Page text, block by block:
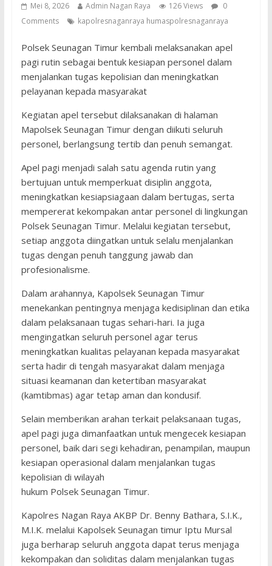
Mei 8, 2026 Admin Nagan Raya 126 Views
0
Comments
kapolresnaganraya humaspolresnaganraya
Polsek Seunagan Timur kembali melaksanakan apel
pagi rutin sebagai bentuk kesiapan personel dalam
menjalankan tugas kepolisian dan meningkatkan
pelayanan kepada masyarakat
Kegiatan apel tersebut dilaksanakan di halaman
Mapolsek Seunagan Timur dengan diikuti seluruh
personel, berlangsung tertib dan penuh semangat.
Apel pagi menjadi salah satu agenda rutin yang
bertujuan untuk memperkuat disiplin anggota,
meningkatkan kesiapsiagaan dalam bertugas, serta
mempererat kekompakan antar personel di lingkungan
Polsek Seunagan Timur. Melalui kegiatan tersebut,
setiap anggota diingatkan untuk selalu menjalankan
tugas dengan penuh tanggung jawab dan
profesionalisme.
Dalam arahannya, Kapolsek Seunagan Timur
menekankan pentingnya menjaga kedisiplinan dan etika
dalam pelaksanaan tugas sehari-hari. Ia juga
mengingatkan seluruh personel agar terus
meningkatkan kualitas pelayanan kepada masyarakat
serta hadir di tengah masyarakat dalam menjaga
situasi keamanan dan ketertiban masyarakat
(kamtibmas) agar tetap aman dan kondusif.
Selain memberikan arahan terkait pelaksanaan tugas,
apel pagi juga dimanfaatkan untuk mengecek kesiapan
personel, baik dari segi kehadiran, penampilan, maupun
kesiapan operasional dalam menjalankan tugas
kepolisian di wilayah
hukum Polsek Seunagan Timur.
Kapolres Nagan Raya AKBP Dr. Benny Bathara, S.I.K.,
M.I.K. melalui Kapolsek Seunagan timur Iptu Mursal
juga berharap seluruh anggota dapat terus menjaga
kekompakan dan soliditas dalam menjalankan tugas